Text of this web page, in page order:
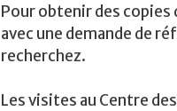
Pour obtenir des
avec une demande de
recherchez.
Les visites au Centre